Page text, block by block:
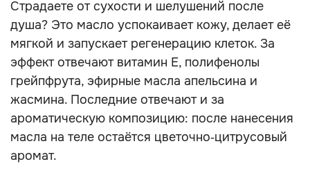
Страдаете от сухости и шелушений после
душа? Это масло успокаивает кожу, делает её
мягкой и запускает регенерацию клеток. За
эффект отвечают витамин Е, полифенолы
грейпфрута, эфирные масла апельсина и
жасмина. Последние отвечают и за
ароматическую композицию: после нанесения
масла на теле остаётся цветочно‑цитрусовый
аромат.